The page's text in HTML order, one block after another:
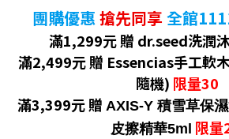
團購優惠搶先同享 全館
滿1,299元 贈 dr.seed洗潤
滿2,499元 贈 Essencias手工軟
隨機) 限量30
滿3,399元 贈 AXIS-Y 積雪草保
皮擦精華5ml 限量